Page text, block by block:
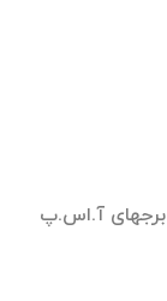
برجهای آ.اس.پ